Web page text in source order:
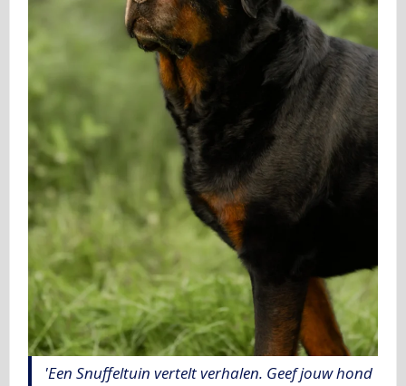
'Een Snuffeltuin vertelt verhalen. Geef jouw hond